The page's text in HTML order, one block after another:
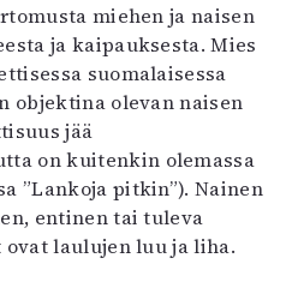
miehen ja naisen
ja kaipauksesta. Mies
suomalaisessa
objektina olevan naisen
jää
on kuitenkin olemassa
”Lankoja pitkin”). Nainen
entinen tai tuleva
laulujen luu ja liha.